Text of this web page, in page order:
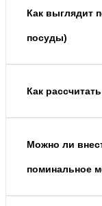
Как выглядит
посуды)
Как
Можно ли
поминальное